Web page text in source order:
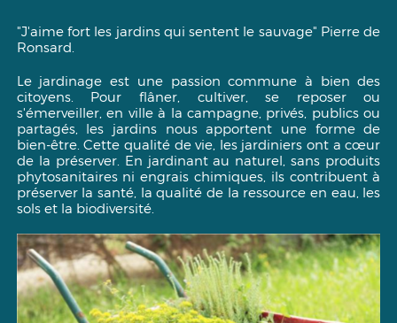
"J'aime fort les jardins qui sentent le sauvage" Pierre de
Ronsard.
Le jardinage est une passion commune à bien des
citoyens. Pour flâner, cultiver, se reposer ou
s'émerveiller, en ville à la campagne, privés, publics ou
partagés, les jardins nous apportent une forme de
bien-être. Cette qualité de vie, les jardiniers ont a cœur
de la préserver. En jardinant au naturel, sans produits
phytosanitaires ni engrais chimiques, ils contribuent à
préserver la santé, la qualité de la ressource en eau, les
sols et la biodiversité.